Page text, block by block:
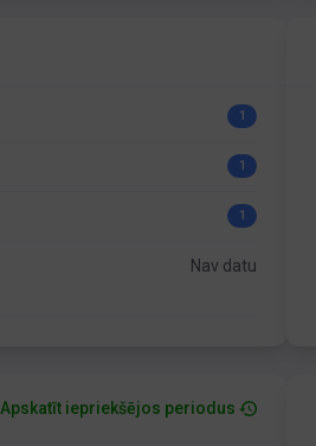
1
1
1
Nav datu
Apskatīt iepriekšējos periodus